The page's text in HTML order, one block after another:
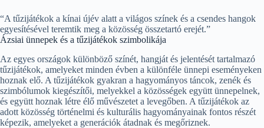
“A tűzijátékok a kínai újév alatt a világos színek és a csendes hangok
egyesítésével teremtik meg a közösség összetartó erejét.”
Ázsiai ünnepek és a tűzijátékok szimbolikája
Az egyes országok különböző színét, hangját és jelentését tartalmazó
tűzijátékok, amelyeket minden évben a különféle ünnepi eseményeken
hoznak elő. A tűzijátékok gyakran a hagyományos táncok, zenék és
szimbólumok kiegészítői, melyekkel a közösségek együtt ünnepelnek,
és együtt hoznak létre élő művészetet a levegőben. A tűzijátékok az
adott közösség történelmi és kulturális hagyományainak fontos részét
képezik, amelyeket a generációk átadnak és megőriznek.